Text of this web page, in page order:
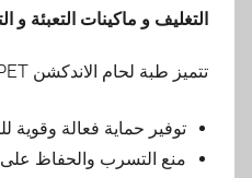
التغليف و ماكينات التعبئة و
تتميز طبة لحام الاندكشن PET بما يلي
توفير حماية فعالة وقوية
منع التسرب والحفاظ على